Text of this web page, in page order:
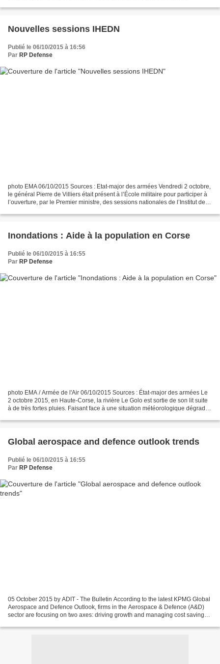
Nouvelles sessions IHEDN
Publié le 06/10/2015 à 16:56
Par RP Defense
photo EMA 06/10/2015 Sources : Etat-major des armées Vendredi 2 octobre,
le général Pierre de Villiers était présent à l’École militaire pour participer à
l’ouverture, par le Premier ministre, des sessions nationales de l’Institut des
Inondations : Aide à la population en Corse
Publié le 06/10/2015 à 16:55
Par RP Defense
photo EMA / Armée de l'Air 06/10/2015 Sources : État-major des armées Le
2 octobre 2015, en Haute-Corse, la rivière Le Golo est sortie de son lit suite
à de très fortes pluies. Faisant face à une situation météorologique dégradée
Global aerospace and defence outlook trends
Publié le 06/10/2015 à 16:55
Par RP Defense
05 October 2015 by ADIT - The Bulletin According to the latest KPMG Global
Aerospace and Defence Outlook, firms in the Aerospace & Defence (A&D)
sector are focusing on two axes: driving growth and managing cost savings.